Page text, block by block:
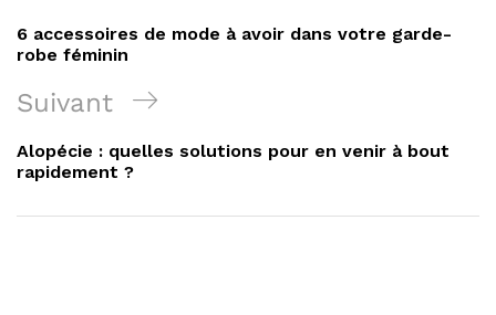
de
l’article
précédent
6 accessoires de mode à avoir dans votre garde-
robe féminin
Poste
Suivant
Suivant
Alopécie : quelles solutions pour en venir à bout
rapidement ?